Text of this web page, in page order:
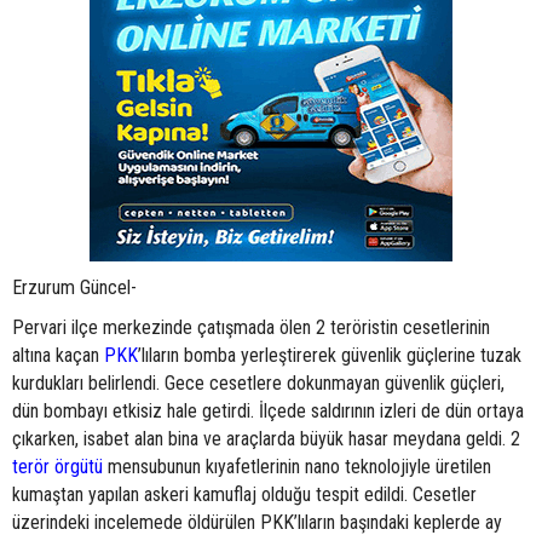
Erzurum Güncel-
Pervari ilçe merkezinde çatışmada ölen 2 teröristin cesetlerinin
altına kaçan PKK’lıların bomba yerleştirerek güvenlik güçlerine tuzak
kurdukları belirlendi. Gece cesetlere dokunmayan güvenlik güçleri,
dün bombayı etkisiz hale getirdi. İlçede saldırının izleri de dün ortaya
çıkarken, isabet alan bina ve araçlarda büyük hasar meydana geldi. 2
terör örgütü mensubunun kıyafetlerinin nano teknolojiyle üretilen
kumaştan yapılan askeri kamuflaj olduğu tespit edildi. Cesetler
üzerindeki incelemede öldürülen PKK’lıların başındaki keplerde ay